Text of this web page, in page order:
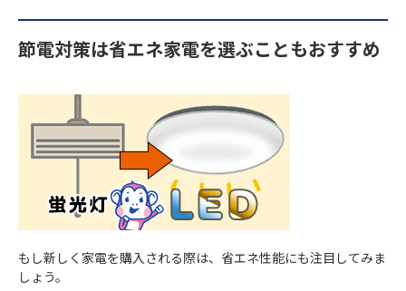
節電対策は省エネ家電を選ぶこともおすすめ
もし新しく家電を購入される際は、省エネ性能にも注目してみま
しょう。